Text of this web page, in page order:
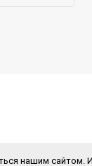
нашим сайтом.